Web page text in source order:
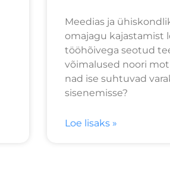
Meedias ja
omajagu kajastamist
tööhõivega seotud
võimalused noori
nad ise suhtuvad
sisenemisse?
Loe lisaks »